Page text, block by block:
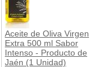
Aceite de Oliva Virgen
Extra 500 ml Sabor
Intenso - Producto de
Jaén (1 Unidad)